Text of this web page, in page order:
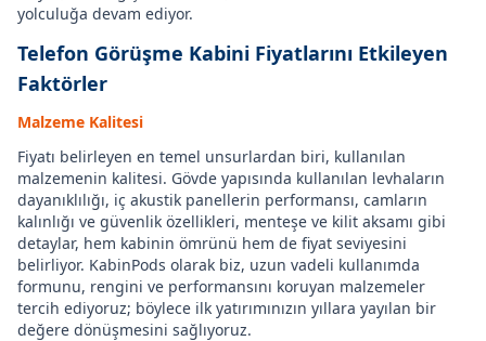
yolculuğa devam ediyor.
Telefon Görüşme Kabini Fiyatlarını Etkileyen
Faktörler
Malzeme Kalitesi
Fiyatı belirleyen en temel unsurlardan biri, kullanılan
malzemenin kalitesi. Gövde yapısında kullanılan levhaların
dayanıklılığı, iç akustik panellerin performansı, camların
kalınlığı ve güvenlik özellikleri, menteşe ve kilit aksamı gibi
detaylar, hem kabinin ömrünü hem de fiyat seviyesini
belirliyor. KabinPods olarak biz, uzun vadeli kullanımda
formunu, rengini ve performansını koruyan malzemeler
tercih ediyoruz; böylece ilk yatırımınızın yıllara yayılan bir
değere dönüşmesini sağlıyoruz.